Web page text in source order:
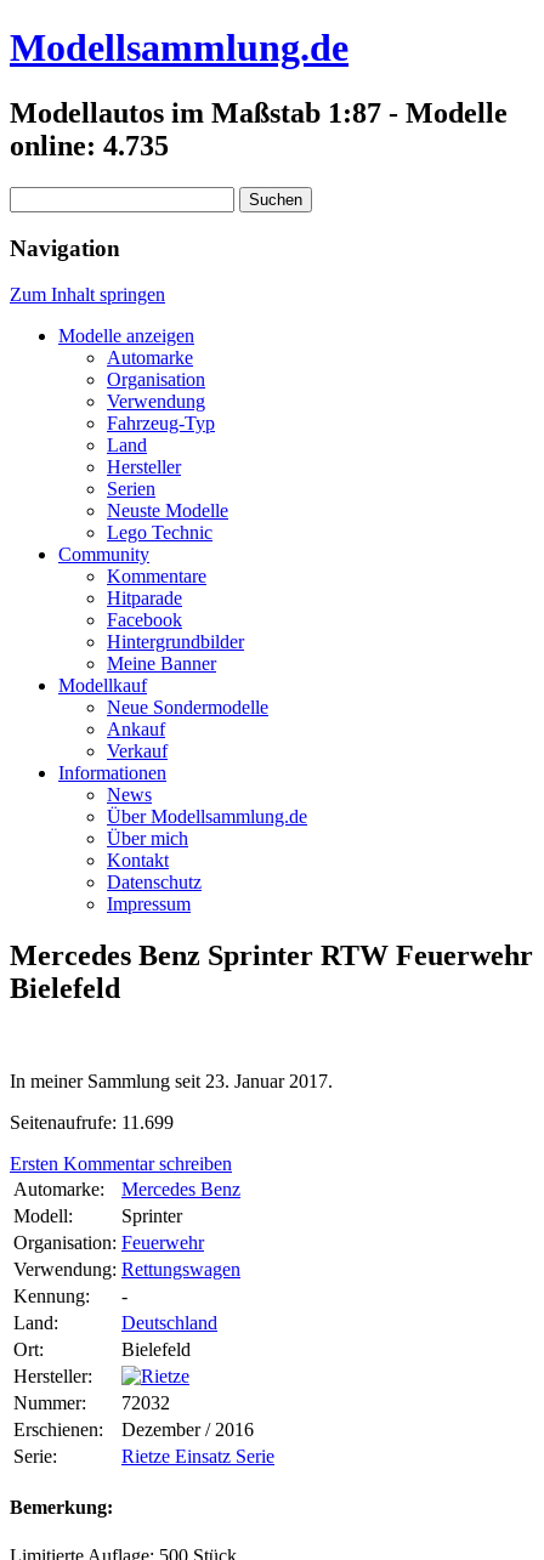
Modellsammlung.de
Modellautos im Maßstab 1:87 - Modelle
online: 4.735
nach:
Navigation
Zum Inhalt springen
Modelle anzeigen
Automarke
Organisation
Verwendung
Fahrzeug-Typ
Land
Hersteller
Serien
Neuste Modelle
Lego Technic
Community
Kommentare
Hitparade
Facebook
Hintergrundbilder
Meine Banner
Modellkauf
Neue Sondermodelle
Ankauf
Verkauf
Informationen
News
Über Modellsammlung.de
Über mich
Kontakt
Datenschutz
Impressum
Mercedes Benz Sprinter RTW Feuerwehr
Bielefeld
In meiner Sammlung seit 23. Januar 2017.
Seitenaufrufe: 11.699
Ersten Kommentar schreiben
Automarke:
Mercedes Benz
Modell:
Sprinter
Organisation: Feuerwehr
Verwendung: Rettungswagen
Kennung:
-
Land:
Deutschland
Ort:
Bielefeld
Hersteller:
Nummer:
72032
Erschienen:
Dezember / 2016
Serie:
Rietze Einsatz Serie
Bemerkung:
Limitierte Auflage: 500 Stück